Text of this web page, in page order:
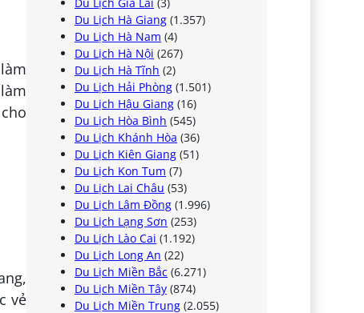
vẻ
Du Lịch Hà Giang (1.357)
Du Lịch Hà Nam (4)
Du Lịch Hà Nội (267)
Du Lịch Hà Tĩnh (2)
Du Lịch Hải Phòng (1.501)
Du Lịch Hậu Giang (16)
Du Lịch Hòa Bình (545)
Du Lịch Khánh Hòa (36)
Du Lịch Kiên Giang (51)
Du Lịch Kon Tum (7)
Du Lịch Lai Châu (53)
Du Lịch Lâm Đồng (1.996)
Du Lịch Lạng Sơn (253)
Du Lịch Lào Cai (1.192)
Du Lịch Long An (22)
Du Lịch Miền Bắc (6.271)
Du Lịch Miền Tây (874)
Du Lịch Miền Trung (2.055)